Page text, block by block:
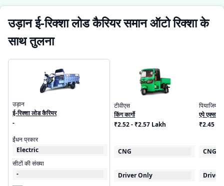
उड़ान ई-रिक्शा लोड कैरियर समान ऑटो रिक्शा के
साथ तुलना
उड़ान
ई-रिक्शा लोड कैरियर
-
ईंधन प्रकार
Electric
सीटों की संख्या
-
टीवीएस
किंग कार्गो
₹2.52 - ₹2.57 Lakh
CNG
Driver Only
पियाजियो
एपे
₹2.45 -
CNG
Driver